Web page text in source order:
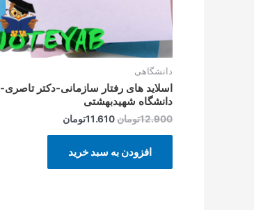
دانشگاهی
اسلاید های رفتار سازمانی-دکتر تاصری-
دانشگاه شهیدبهشتی
12.900تومان11.610تومان
افزودن به سبد خرید